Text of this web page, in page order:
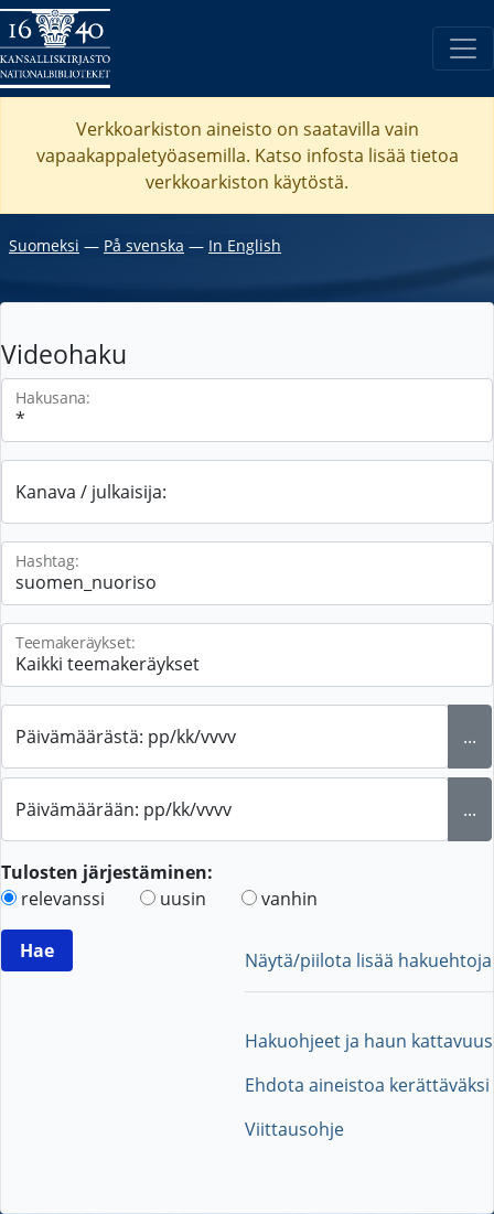
Verkkoarkiston aineisto on saatavilla vain
vapaakappaletyöasemilla. Katso infosta lisää tietoa
verkkoarkiston käytöstä.
Suomeksi ― På svenska ― In English
Videohaku
Hakusana:
Kanava / julkaisija:
Hashtag:
Teemakeräykset:
Päivämäärästä: pp/kk/vvvv ...
Päivämäärään: pp/kk/vvvv ...
Tulosten järjestäminen:
relevanssi
uusin vanhin
Näytä/piilota lisää hakuehtoja
Hakuohjeet ja haun kattavuus
Ehdota aineistoa kerättäväksi
Viittausohje